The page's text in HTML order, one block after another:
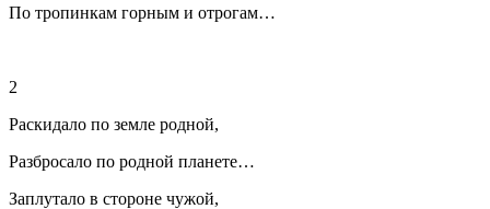
По тропинкам горным и отрогам…
2
Раскидало по земле родной,
Разбросало по родной планете…
Заплутало в стороне чужой,